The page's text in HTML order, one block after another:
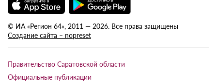
© ИА «Регион 64», 2011 — 2026. Все права защищены
Создание сайта – nopreset
Правительство Саратовской области
Официальные публикации